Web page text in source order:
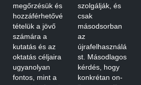
megőrzésük és
hozzáférhetővé
tételük a jövő
számára a
kutatás és az
oktatás céljaira
ugyanolyan
fontos, mint a
szolgálják, és
csak
másodsorban
az
újrafelhasználá
st. Másodlagos
kérdés, hogy
konkrétan on-